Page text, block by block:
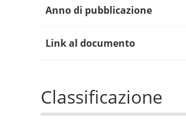
Anno di pubblicazione
Link al documento
Classificazione